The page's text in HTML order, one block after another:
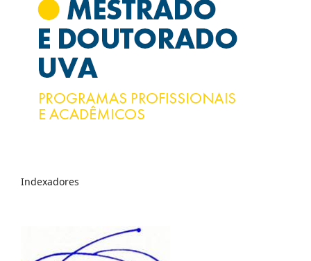
Indexadores